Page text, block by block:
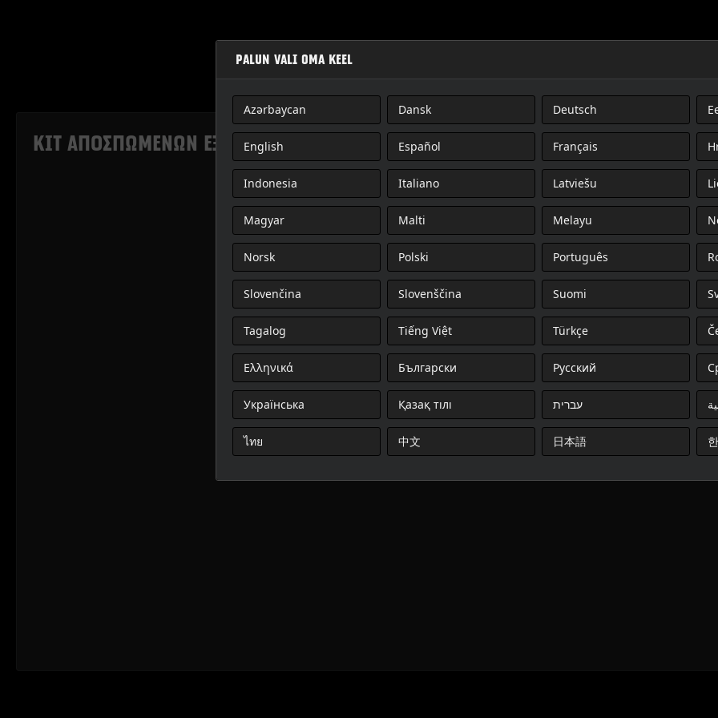
ΚΙΤ ΑΠΟΣΠΩΜΕΝΩΝ ΕΞΑΡΤΗΜΑΤΩΝ ΘΕΣΗΣ ΣΥΝΕΠΙΒΑΤΗ
PALUN VALI OMA KEEL
Azərbaycan Dansk Deutsch
English Español Français
Indonesia Italiano Latviešu
Magyar Malti Melayu
Norsk Polski Português
Slovenčina Slovenščina Suomi
Tagalog Tiếng Việt Türkçe
Ελληνικά Български Русский
Українська Қазақ тілі עברית
ไทย 中文 日本語